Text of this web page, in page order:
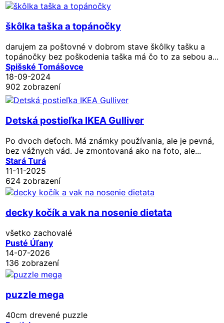
škôlka taška a topánočky
darujem za poštovné v dobrom stave škôlky tašku a
topánočky bez poškodenia taška má čo to za sebou a...
Spišské Tomášovce
18-09-2024
902 zobrazení
Detská postieľka IKEA Gulliver
Po dvoch deťoch. Má známky používania, ale je pevná,
bez vážnych vád. Je zmontovaná ako na foto, ale...
Stará Turá
11-11-2025
624 zobrazení
decky kočík a vak na nosenie dietata
všetko zachovalé
Pusté Úľany
14-07-2026
136 zobrazení
puzzle mega
40cm drevené puzzle